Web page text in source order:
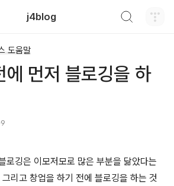
j4blog
도움말
에 먼저 블로깅을 하
로깅은 이모저모로 많은 부분을 닮았다는
리고 창업을 하기 전에 블로깅을 하는 것